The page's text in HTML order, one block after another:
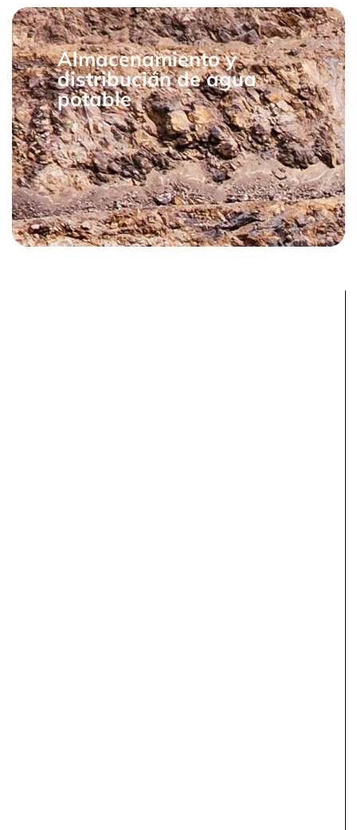
Almacenamiento y
distribución de agua
potable